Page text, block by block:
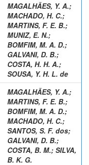
MAGALHÃES, Y. A.;
MACHADO, H. C.;
MARTINS, F. E. B.;
MUNIZ, E. N.;
BOMFIM, M. A. D.;
GALVANI, D. B.;
COSTA, H. H. A.;
SOUSA, Y. H. L. de
MAGALHÃES, Y. A.;
MARTINS, F. E. B.;
BOMFIM, M. A. D.;
MACHADO, H. C.;
SANTOS, S. F. dos;
GALVANI, D. B.;
COSTA, B. M.; SILVA,
B. K. G.